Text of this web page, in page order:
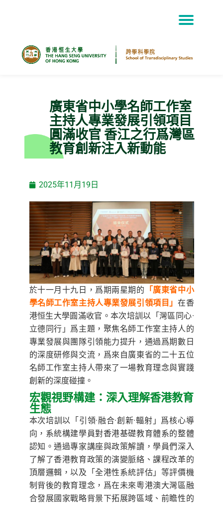
廣東省中小學名師工作室
主持人專業發展引領項目
圓滿收官 香江之行爲灣區
教育創新注入新動能
2025年11月19日
於十一月十九日，爲期兩星期的 「廣東省中小
學名師工作室主持人專業發展引領項目」 在香
港恒生大學圓滿收官。本次培訓以「灣區同心·
立德同行」爲主題，聚焦名師工作室主持人的
專業發展與團隊引領能力提升，通過爲期數日
的深度研修與交流，爲來自廣東省的二十五位
名師工作室主持人帶來了一場教育理念與實踐
創新的深度碰撞。
宏觀視野構建：深入理解香港教育
生態
本次培訓以「引領·融合·創新·輻射」爲核心導
向，系統構建學員對香港基礎教育體系的整體
認知。通過專家講座與政策解讀，學員們深入
了解了香港教育政策的演變脈絡、課程改革的
頂層邏輯，以及「全港性系統評估」等評價機
制背後的教育理念，爲在未來粵港澳大灣區融
合發展國家戰略背景下拓展跨區域、前瞻性的